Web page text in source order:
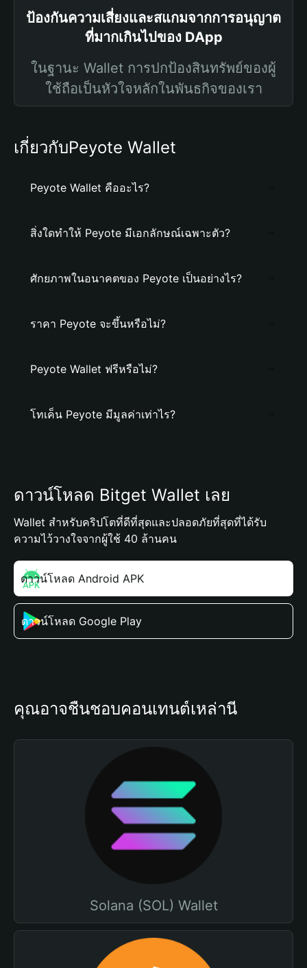
ป้องกันความเสี่ยงและสแกมจากการอนุญาต
ที่มากเกินไปของ DApp
ในฐานะ Wallet การปกป้องสินทรัพย์ของผู้
ใช้ถือเป็นหัวใจหลักในพันธกิจของเรา
เกี่ยวกับPeyote Wallet
Peyote Wallet คืออะไร?
สิ่งใดทำให้ Peyote มีเอกลักษณ์เฉพาะตัว?
ศักยภาพในอนาคตของ Peyote เป็นอย่างไร?
ราคา Peyote จะขึ้นหรือไม่?
Peyote Wallet ฟรีหรือไม่?
โทเค็น Peyote มีมูลค่าเท่าไร?
ดาวน์โหลด Bitget Wallet เลย
Wallet สำหรับคริปโตที่ดีที่สุดและปลอดภัยที่สุดที่ได้รับ
ความไว้วางใจจากผู้ใช้ 40 ล้านคน
ดาวน์โหลด Android APK
ดาวน์โหลด Google Play
คุณอาจชื่นชอบคอนเทนต์เหล่านี้
Solana (SOL) Wallet